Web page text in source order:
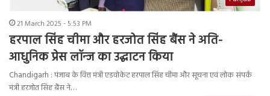
21 March 2025 - 5:53 PM
हरपाल सिंह चीमा और हरजोत सिंह बैंस ने अति-
आधुनिक प्रेस लॉन्ज का उद्घाटन किया
Chandigarh : पंजाब के वित्त मंत्री एडवोकेट हरपाल सिंह चीमा और सूचना एवं लोक संपर्क
मंत्री हरजोत सिंह बैंस ने…